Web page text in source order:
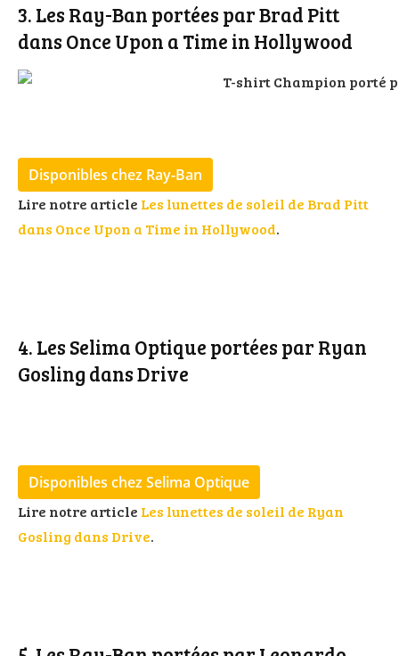
3. Les Ray-Ban portées par Brad Pitt
dans Once Upon a Time in Hollywood
Disponibles chez Ray-Ban
Lire notre article Les lunettes de soleil de Brad Pitt
dans Once Upon a Time in Hollywood.
4. Les Selima Optique portées par Ryan
Gosling dans Drive
Disponibles chez Selima Optique
Lire notre article Les lunettes de soleil de Ryan
Gosling dans Drive.